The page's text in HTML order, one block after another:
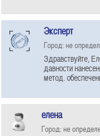
Эксперт
Город: не
Здравствуйте,
давности
метод.
елена
Город: не